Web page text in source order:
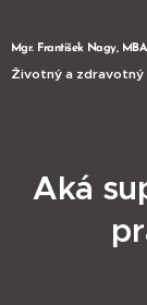
Mgr. František Nagy, MBA
Životný a zdravotný
Aká